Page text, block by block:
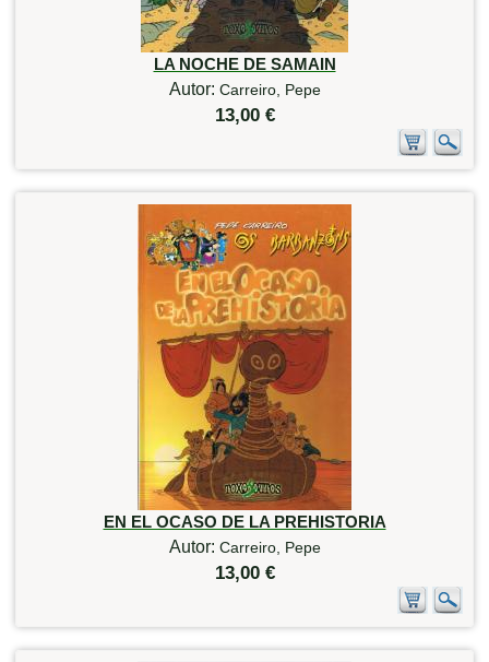
LA NOCHE DE SAMAIN
Autor: Carreiro, Pepe
13,00 €
EN EL OCASO DE LA PREHISTORIA
Autor: Carreiro, Pepe
13,00 €